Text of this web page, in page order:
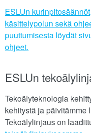
ESLUn
käsittelypolun sekä
puuttumisesta löydät
ohjeet.
ESLUn
Tekoälyteknologia
kehitystä ja päivitämme
Tekoälylinjaus on